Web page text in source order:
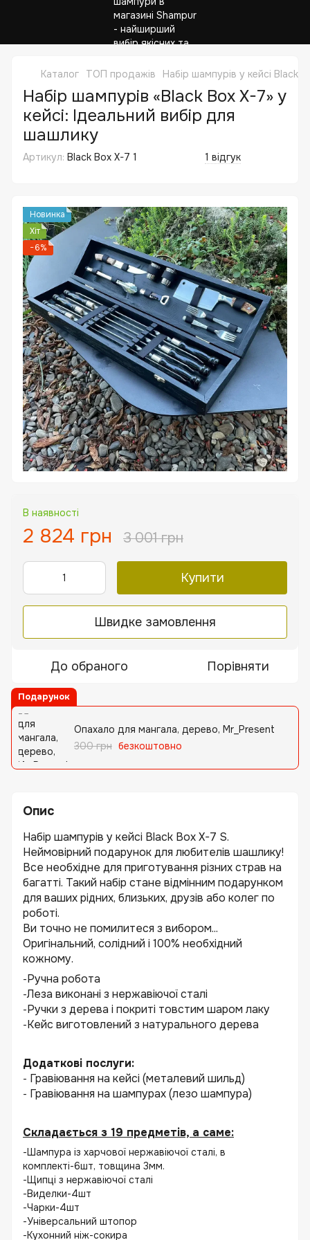
Каталог ТОП продажів Набір шампурів у кейсі Black
Набір шампурів «Black Box X-7» у
кейсі: Ідеальний вибір для
шашлику
Артикул: Black Box X-7 1 1 відгук
Новинка
Хіт
−6%
В наявності
2 824 грн 3 001 грн
Купити
Швидке замовлення
До обраного Порівняти
Подарунок
Опахало для мангала, дерево, Mr_Present
300 грн безкоштовно
Опис
Набір шампурів у кейсі Black Box X-7 S.
Неймовірний подарунок для любителів шашлику!
Все необхідне для приготування різних страв на
багатті. Такий набір стане відмінним подарунком
для ваших рідних, близьких, друзів або колег по
роботі.
Ви точно не помилитеся з вибором...
Оригінальний, солідний і 100% необхідний
кожному.
-Ручна робота
-Леза виконані з нержавіючої сталі
-Ручки з дерева і покриті товстим шаром лаку
-Кейс виготовлений з натурального дерева
Додаткові послуги:
- Гравіювання на кейсі (металевий шильд)
- Гравіювання на шампурах (лезо шампура)
Складається з 19 предметів, а саме:
-Шампура із харчової нержавіючої сталі, в
комплекті-6шт, товщина 3мм.
-Щипці з нержавіючої сталі
-Виделки-4шт
-Чарки-4шт
-Універсальний штопор
-Кухонний ніж-сокира